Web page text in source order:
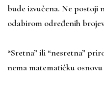
bude izvučena. Ne postoji
odabirom određenih
“Sretna” ili “nesretna”
nema matematičku